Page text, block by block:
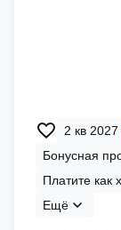
2 кв 2027
Бонусная
Платите как
Ещё